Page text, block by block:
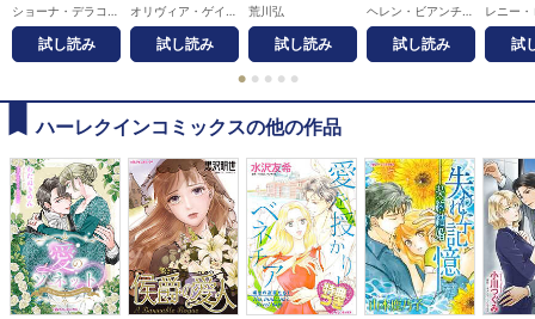
試し読み 試し読み
荒川弘
試し読み 試し読み 試
● ● ● ● ●
ハーレクインコミックスの他の作品